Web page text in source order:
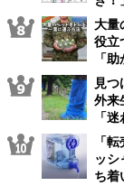
大量
役立
「助
見
外来
「
「
ッ
ち着